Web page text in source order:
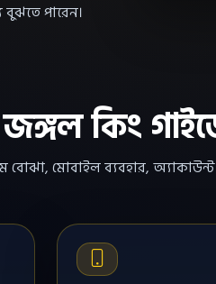
পারেন।
জঙ্গল কিং
বোঝা, মোবাইল ব্যবহার,